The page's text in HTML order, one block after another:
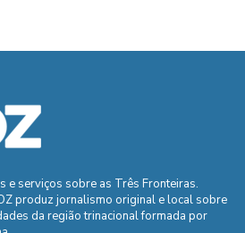
e serviços sobre as Três Fronteiras.
produz jornalismo original e local sobre
da região trinacional formada por